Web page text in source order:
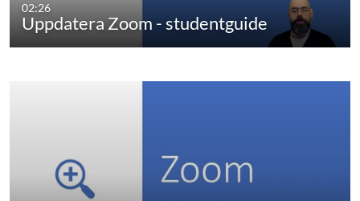
02:26
Uppdatera Zoom - studentguide